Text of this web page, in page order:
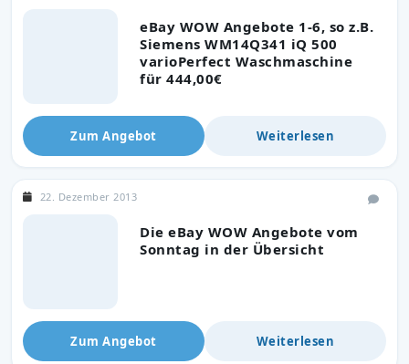
eBay WOW Angebote 1-6, so z.B.
Siemens WM14Q341 iQ 500
varioPerfect Waschmaschine
für 444,00€
Zum Angebot Weiterlesen
Die eBay WOW Angebote vom
Sonntag in der Übersicht
22. Dezember 2013
Zum Angebot Weiterlesen